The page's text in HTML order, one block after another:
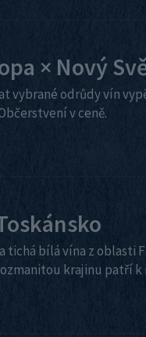
× Nový
vybrané odrůdy vín
v ceně.
tichá bílá vína z oblasti
krajinu patří